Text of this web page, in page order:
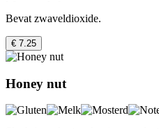
Bevat zwaveldioxide.
€ 7.25
Honey nut